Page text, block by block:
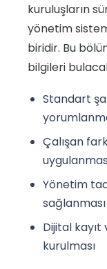
kuruluşların
yönetim
biridir. Bu
bilgileri
Standart
Çalışan
Yönetim
sağlanması
Dijital kayıt
kurulması